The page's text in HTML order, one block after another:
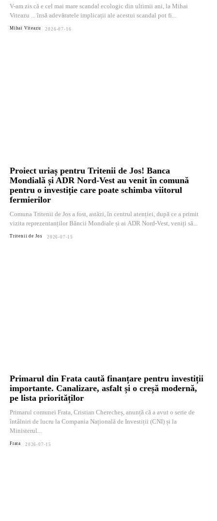
V-am zis că e cel mai mare scandal ecologic din ultimii ani, la Mihai
Viteazu ... însă adevăratele implicații ale acestui scandal pot fi...
Mihai Viteazu 2026-07-16
Proiect uriaș pentru Tritenii de Jos! Banca
Mondială și ADR Nord-Vest au venit în comună
pentru o investiție care poate schimba viitorul
fermierilor
Comuna Tritenii de Jos a fost, astăzi, în centrul atenției, după ce a primit
vizita reprezentanților Băncii Mondiale și ai ADR Nord-Vest, veniți să...
Tritenii de Jos 2026-07-15
Primarul din Frata caută finanțare pentru investiții
importante. Canalizare, asfalt și o creșă modernă,
pe lista priorităților
Primarul comunei Frata, Cristian Cherecheș, anunță că a avut o serie de
întâlniri de lucru la Compania Națională de Investiții (CNI) și la
Ministerul...
Frata 2026-07-15